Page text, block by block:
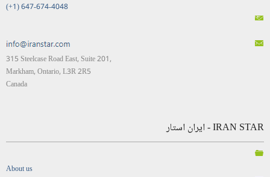
(+1) 647-674-4048
315 Steelcase Road East, Suite 201,
Markham, Ontario, L3R 2R5
Canada
IRAN STAR - ایران استار
About us